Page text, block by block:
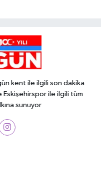
kent ile ilgili son dakika
ile ilgili tüm
sunuyor